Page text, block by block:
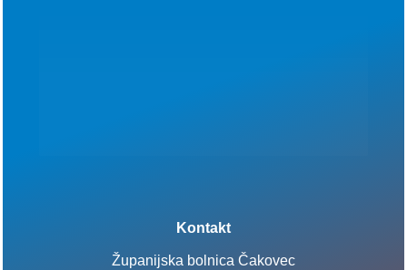
Kontakt
Županijska bolnica Čakovec